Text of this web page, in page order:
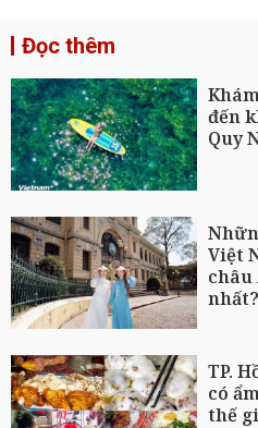
Đọc thêm
đến
Quy
Việt
nhất?
TP.
có
thế